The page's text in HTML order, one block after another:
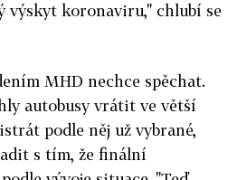
výskyt koronaviru," chlubí se
MHD nechce spěchat.
autobusy vrátit ve větší
podle něj už vybrané,
s tím, že finální